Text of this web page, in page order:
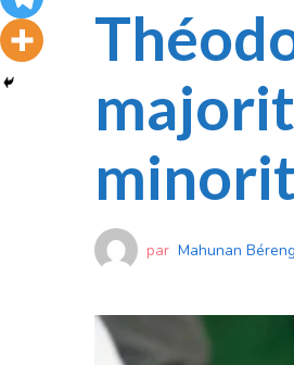
par Mahunan